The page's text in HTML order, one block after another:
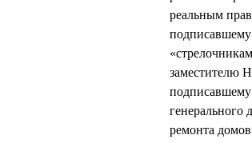
реальным
заместителю
подписавшему
генерального
ремонта